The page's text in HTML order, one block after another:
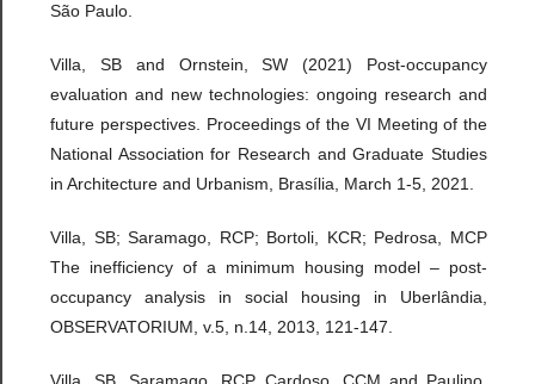
São Paulo.
Villa, SB and Ornstein, SW (2021) Post-occupancy
evaluation and new technologies: ongoing research and
future perspectives. Proceedings of the VI Meeting of the
National Association for Research and Graduate Studies
in Architecture and Urbanism, Brasília, March 1-5, 2021.
Villa, SB; Saramago, RCP; Bortoli, KCR; Pedrosa, MCP
The inefficiency of a minimum housing model – post-
occupancy analysis in social housing in Uberlândia,
OBSERVATORIUM, v.5, n.14, 2013, 121-147.